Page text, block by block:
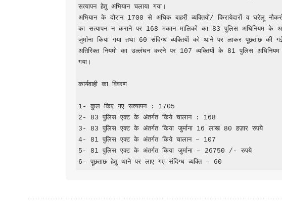
सत्यापन हेतु अभियान चलाया गया।
अभियान के दौरान 1700 से अधिक बाहरी व्यक्तियों/ किरायेदारों व घरेलू
का सत्यापन न कराने पर 168 मकान मालिकों का 83 पुलिस अधिनियम के
जुर्माना किया गया तथा 60 संदिग्ध व्यक्तियों को थाने पर लाकर पूछताछ
अतिरिक्त नियमो का उल्लंघन करने पर 107 व्यक्तियों के 81 पुलिस
गया।
कार्यवाही का विवरण
1- कुल किए गए सत्यापन : 1705
2- 83 पुलिस एक्ट के अंतर्गत किये चालान : 168
3- 83 पुलिस एक्ट के अंतर्गत किया जुर्माना 16 लाख 80 हज़ार रुपये
4- 81 पुलिस एक्ट के अंतर्गत किये चालान – 107
5- 81 पुलिस एक्ट के अंतर्गत किया जुर्माना – 26750 /- रुपये
6- पूछताछ हेतु थाने पर लाए गए संदिग्ध व्यक्ति – 60